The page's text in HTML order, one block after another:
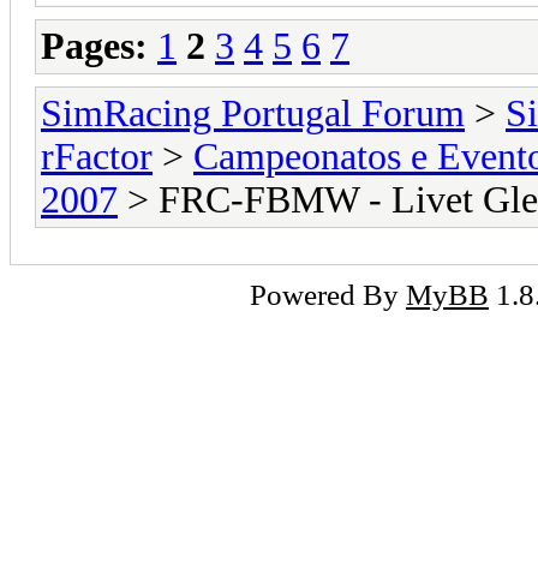
Pages: 1 2 3 4 5 6 7
SimRacing Portugal Forum >
rFactor > Campeonatos e
2007 > FRC-FBMW - Livet
Powered By MyBB